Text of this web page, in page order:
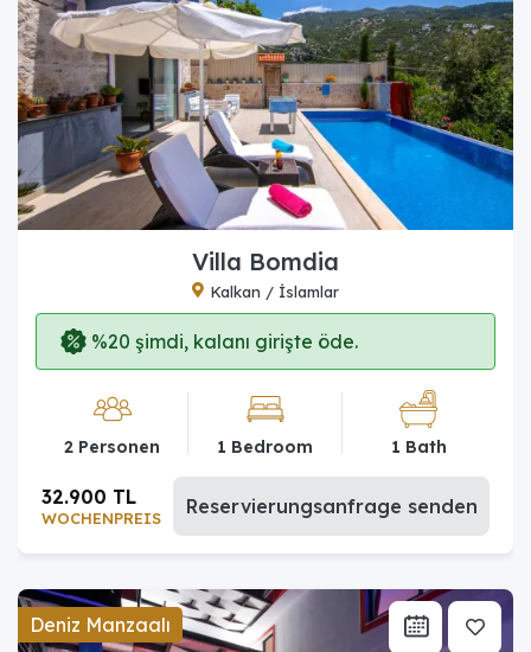
Villa Bomdia
Kalkan / İslamlar
%20 şimdi, kalanı girişte öde.
2 Personen 1 Bedroom 1 Bath
WOCHENPREIS
32.900 TL Reservierungsanfrage senden
Deniz Manzaalı